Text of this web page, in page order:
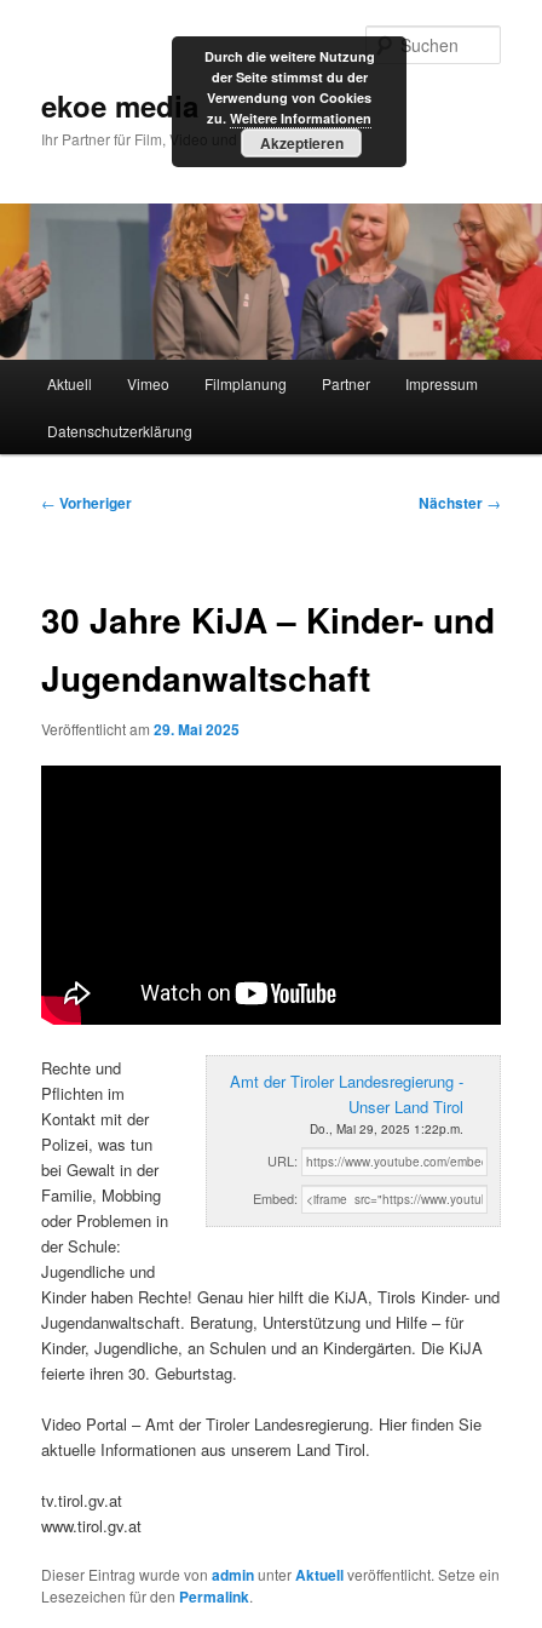
ekoe media
Ihr Partner für Film, Video und Internet
Aktuell Vimeo Filmplanung Partner Impressum
Datenschutzerklärung
Beitragsnavigation
← Vorheriger Nächster →
30 Jahre KiJA – Kinder- und
Jugendanwaltschaft
Veröffentlicht am29. Mai 2025
Amt der Tiroler Landesregierung -
Unser Land Tirol
Do., Mai 29, 2025 1:22p.m.
URL:
Embed:
Rechte und
Pflichten im
Kontakt mit der
Polizei, was tun
bei Gewalt in der
Familie, Mobbing
oder Problemen in
der Schule:
Jugendliche und
Kinder haben Rechte! Genau hier hilft die KiJA, Tirols Kinder- und
Jugendanwaltschaft. Beratung, Unterstützung und Hilfe – für
Kinder, Jugendliche, an Schulen und an Kindergärten. Die KiJA
feierte ihren 30. Geburtstag.
Video Portal – Amt der Tiroler Landesregierung. Hier finden Sie
aktuelle Informationen aus unserem Land Tirol.
tv.tirol.gv.at
www.tirol.gv.at
Dieser Eintrag wurde vonadminunterAktuellveröffentlicht. Setze ein
Lesezeichen für den Permalink.
Durch die weitere Nutzung
der Seite stimmst du der
Verwendung von Cookies
zu. Weitere Informationen
Akzeptieren